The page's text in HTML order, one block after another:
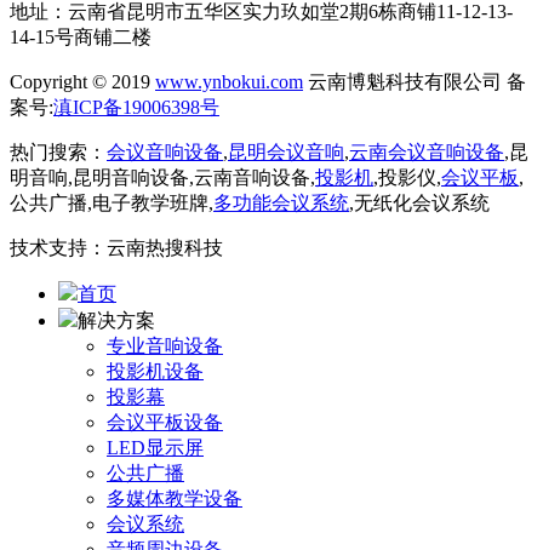
地址：云南省昆明市五华区实力玖如堂2期6栋商铺11-12-13-
14-15号商铺二楼
Copyright © 2019 www.ynbokui.com 云南博魁科技有限公司 备
案号:滇ICP备19006398号
热门搜索： 会议音响设备,昆明会议音响,云南会议音响设备,昆
明音响,昆明音响设备,云南音响设备,投影机,投影仪,会议平板,
公共广播,电子教学班牌,多功能会议系统,无纸化会议系统
技术支持：云南热搜科技
首页
解决方案
专业音响设备
投影机设备
投影幕
会议平板设备
LED显示屏
公共广播
多媒体教学设备
会议系统